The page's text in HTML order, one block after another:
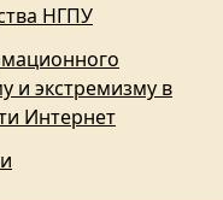
НГПУ
и экстремизму в
Интернет